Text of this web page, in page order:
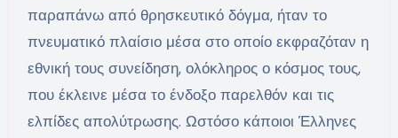
παραπάνω από θρησκευτικό δόγμα, ήταν το
πνευματικό πλαίσιο μέσα στο οποίο εκφραζόταν η
εθνική τους συνείδηση, ολόκληρος ο κόσμος τους,
που έκλεινε μέσα το ένδοξο παρελθόν και τις
ελπίδες απολύτρωσης. Ωστόσο κάποιοι Έλληνες